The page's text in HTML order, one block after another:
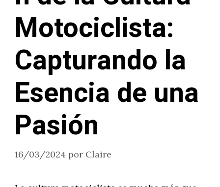
Motociclista:
Capturando la
Esencia de una
Pasión
16/03/2024 por Claire